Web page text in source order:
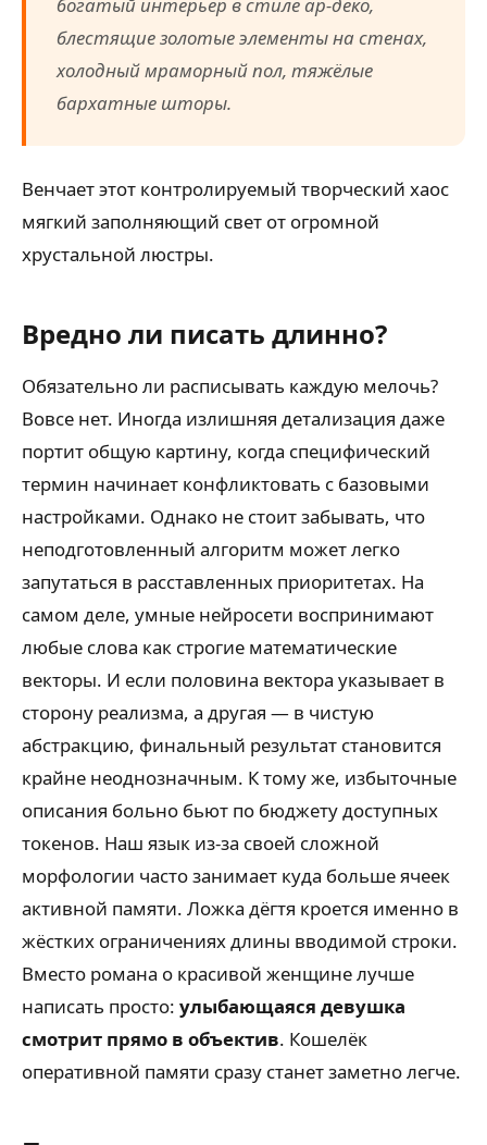
блестящие золотые элементы на стенах,
холодный мраморный пол, тяжёлые
бархатные шторы.
Венчает этот контролируемый творческий хаос
мягкий заполняющий свет от огромной
хрустальной люстры.
Вредно ли писать длинно?
Обязательно ли расписывать каждую мелочь?
Вовсе нет. Иногда излишняя детализация даже
портит общую картину, когда специфический
термин начинает конфликтовать с базовыми
настройками. Однако не стоит забывать, что
неподготовленный алгоритм может легко
запутаться в расставленных приоритетах. На
самом деле, умные нейросети воспринимают
любые слова как строгие математические
векторы. И если половина вектора указывает в
сторону реализма, а другая — в чистую
абстракцию, финальный результат становится
крайне неоднозначным. К тому же, избыточные
описания больно бьют по бюджету доступных
токенов. Наш язык из-за своей сложной
морфологии часто занимает куда больше ячеек
активной памяти. Ложка дёгтя кроется именно в
жёстких ограничениях длины вводимой строки.
Вместо романа о красивой женщине лучше
написать просто: улыбающаяся девушка
смотрит прямо в объектив. Кошелёк
оперативной памяти сразу станет заметно легче.